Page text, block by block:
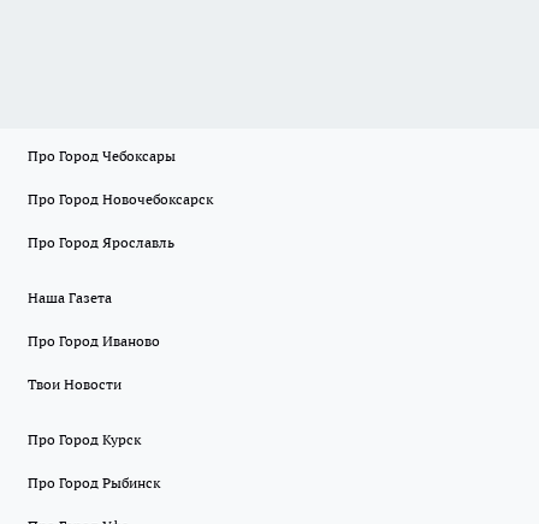
Про Город Чебоксары
Про Город Новочебоксарск
Про Город Ярославль
Наша Газета
Про Город Иваново
Твои Новости
Про Город Курск
Про Город Рыбинск